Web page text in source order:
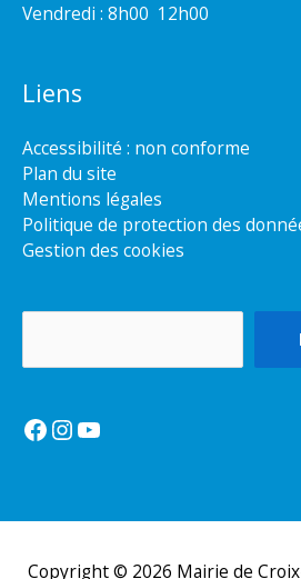
Vendredi : 8h00  12h00
Liens
Accessibilité : non conforme
Plan du site
Mentions légales
Politique de protection des
Gestion des cookies
Facebook
Instagram
YouTube
Copyright © 2026 Mairie de